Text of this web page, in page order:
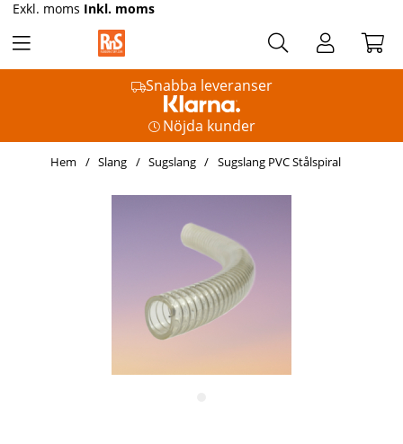
Snabba leveranser
Nöjda kunder
Exkl. moms Inkl. moms
Hem Slang Sugslang Sugslang PVC Stålspiral